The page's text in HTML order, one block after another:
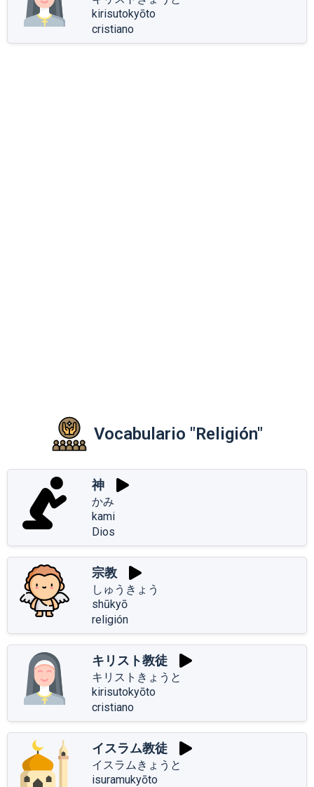
kirisutokyōto
cristiano
Vocabulario "Religión"
神
かみ
kami
Dios
宗教
しゅうきょう
shūkyō
religión
キリスト教徒
キリストきょうと
kirisutokyōto
cristiano
イスラム教徒
イスラムきょうと
isuramukyōto